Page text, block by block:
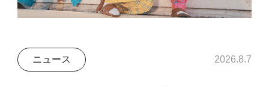
ニュース 2026.8.7